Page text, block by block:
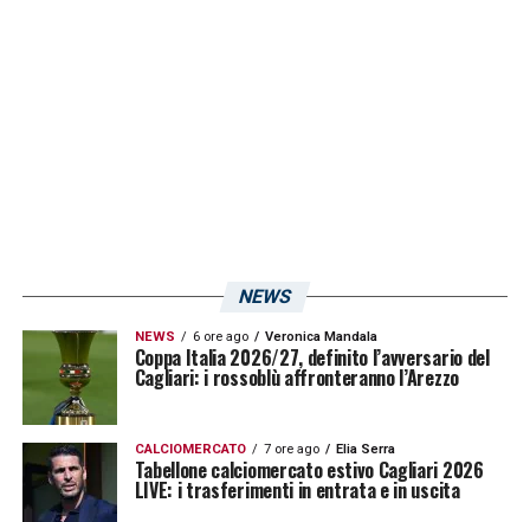
NEWS
NEWS 6 ore ago Veronica Mandala
Coppa Italia 2026/27, definito l’avversario del
Cagliari: i rossoblù affronteranno l’Arezzo
CALCIOMERCATO 7 ore ago Elia Serra
Tabellone calciomercato estivo Cagliari 2026
LIVE: i trasferimenti in entrata e in uscita